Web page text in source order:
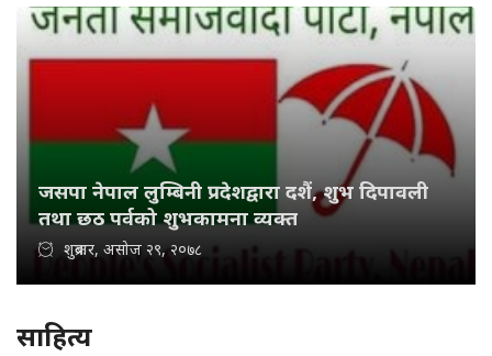
जसपा नेपाल लुम्बिनी प्रदेशद्वारा दशैं, शुभ दिपावली
तथा छठ पर्वको शुभकामना व्यक्त
शुक्रबार, असोज २९, २०७८
साहित्य